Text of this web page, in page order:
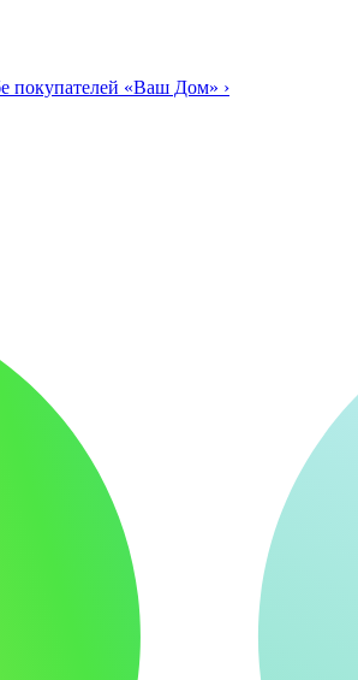
покупателей «Ваш Дом» ›